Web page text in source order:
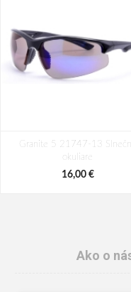
Granite 5 21747-13
okuliare
16,00 €
Ako o